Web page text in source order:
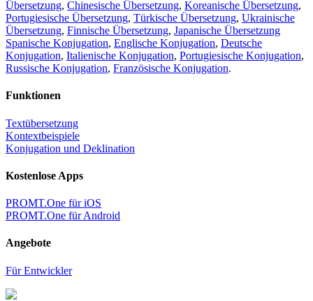
Übersetzung, Chinesische Übersetzung, Koreanische Übersetzung,
Portugiesische Übersetzung, Türkische Übersetzung, Ukrainische
Übersetzung, Finnische Übersetzung, Japanische Übersetzung
Spanische Konjugation, Englische Konjugation, Deutsche
Konjugation, Italienische Konjugation, Portugiesische Konjugation,
Russische Konjugation, Französische Konjugation.
Funktionen
Textübersetzung
Kontextbeispiele
Konjugation und Deklination
Kostenlose Apps
PROMT.One für iOS
PROMT.One für Android
Angebote
Für Entwickler